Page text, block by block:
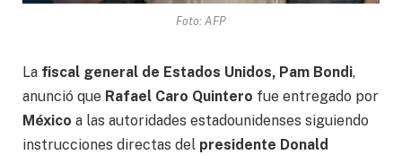
Foto: AFP
La fiscal general de Estados Unidos, Pam Bondi,
anunció que Rafael Caro Quintero fue entregado por
México a las autoridades estadounidenses siguiendo
instrucciones directas del presidente Donald